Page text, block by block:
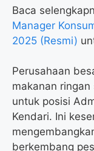
Baca
Manager
2025 (Resmi)
Perusahaan
makanan
untuk posisi
Kendari. Ini
berkembang